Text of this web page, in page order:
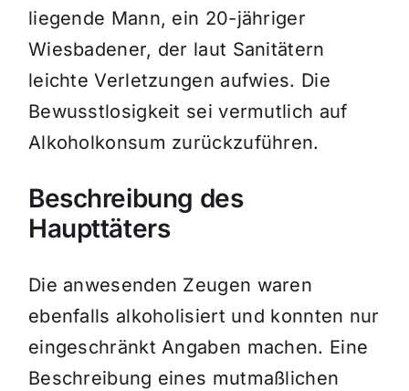
liegende Mann, ein 20-jähriger
Wiesbadener, der laut Sanitätern
leichte Verletzungen aufwies. Die
Bewusstlosigkeit sei vermutlich auf
Alkoholkonsum zurückzuführen.
Beschreibung des
Haupttäters
Die anwesenden Zeugen waren
ebenfalls alkoholisiert und konnten nur
eingeschränkt Angaben machen. Eine
Beschreibung eines mutmaßlichen